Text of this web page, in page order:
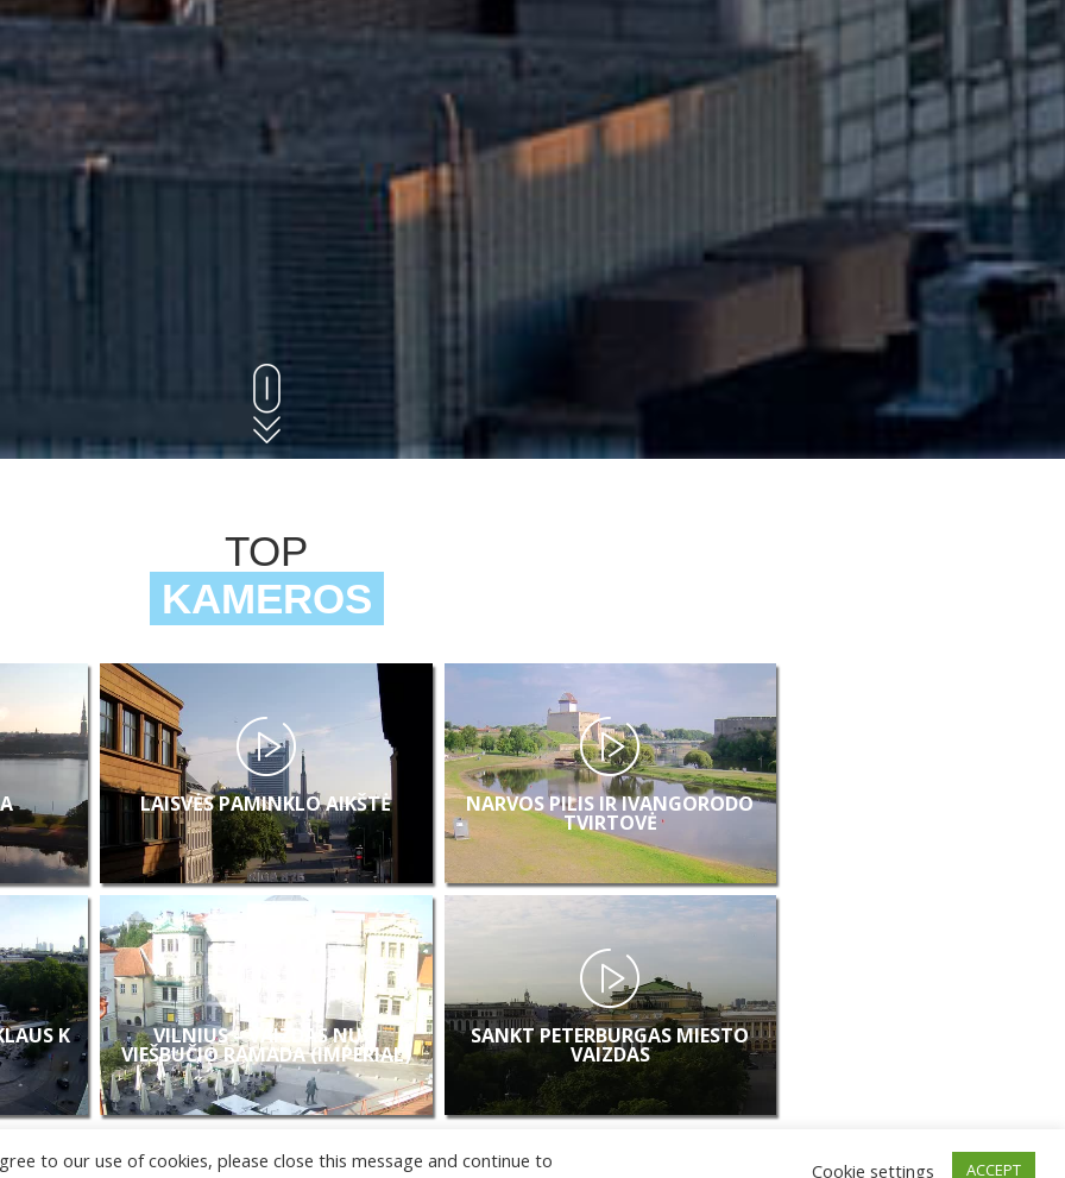
TOP
KAMEROS
LAISVĖS PAMINKLO AIKŠTĖ NARVOS PILIS IR IVANGORODO
TVIRTOVĖ
K VILNIUS – VAIZDAS NUO
VIEŠBUČIO RAMADA (IMPERIAL)
SANKT PETERBURGAS MIESTO
VAIZDAS
to our use of cookies, please close this message and continue to Cookie settings ACCEPT